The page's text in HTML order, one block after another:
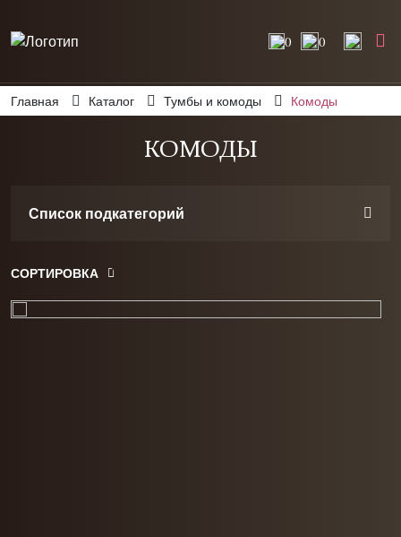
0 0
Главная Каталог Тумбы и комоды Комоды
КОМОДЫ
Список подкатегорий
СОРТИРОВКА